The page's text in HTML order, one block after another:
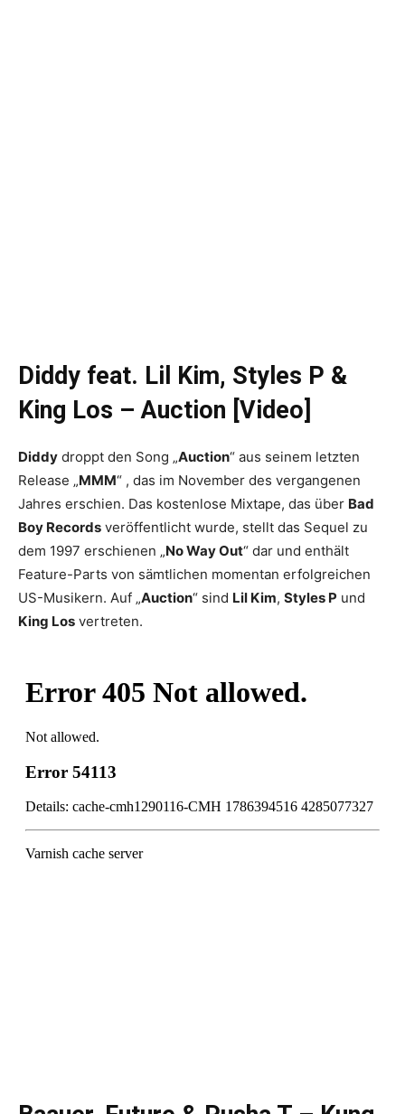
Diddy feat. Lil Kim, Styles P &
King Los – Auction [Video]
Diddy droppt den Song „Auction“ aus seinem letzten
Release „MMM“ , das im November des vergangenen
Jahres erschien. Das kostenlose Mixtape, das über Bad
Boy Records veröffentlicht wurde, stellt das Sequel zu
dem 1997 erschienen „No Way Out“ dar und enthält
Feature-Parts von sämtlichen momentan erfolgreichen
US-Musikern. Auf „Auction“ sind Lil Kim, Styles P und
King Los vertreten.